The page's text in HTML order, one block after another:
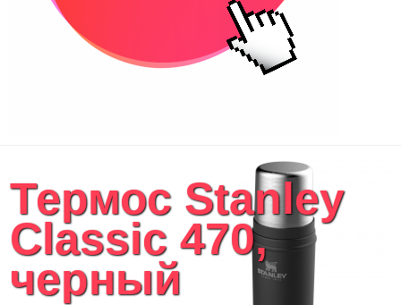
Термос Stanley
Classic 470,
черный